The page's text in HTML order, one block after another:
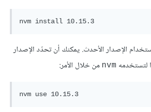
nvm install 10.15.3
الإصدار الأحدث. يمكنك أن تحدّد الإصدار
لتستخدمه nvm من خلال الأمر:
nvm use 10.15.3